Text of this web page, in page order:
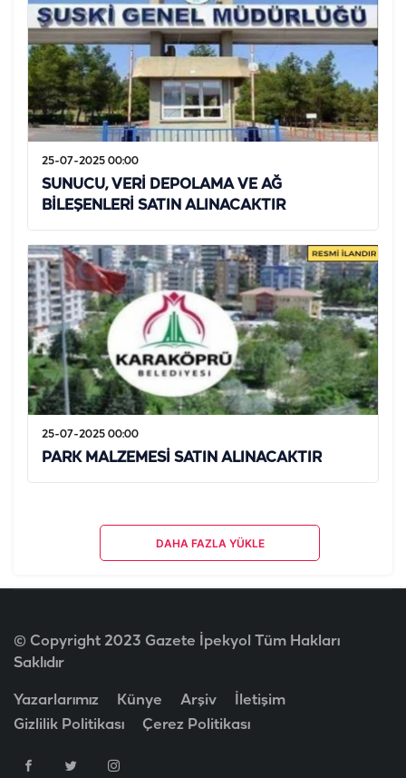
25-07-2025 00:00
SUNUCU, VERİ DEPOLAMA VE AĞ
BİLEŞENLERİ SATIN ALINACAKTIR
25-07-2025 00:00
PARK MALZEMESİ SATIN ALINACAKTIR
DAHA FAZLA YÜKLE
© Copyright 2023 Gazete İpekyol Tüm Hakları
Saklıdır
Yazarlarımız Künye Arşiv
İletişim
Gizlilik Politikası
Çerez Politikası